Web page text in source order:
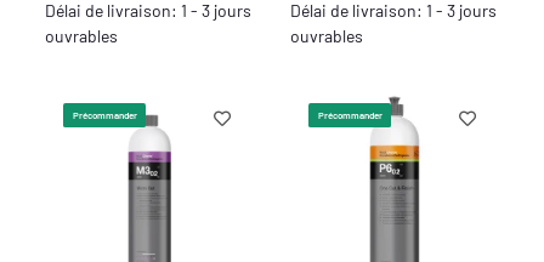
Délai de livraison: 1 - 3 jours
ouvrables
Délai de livraison: 1 - 3 jours
ouvrables
Précommander Précommander